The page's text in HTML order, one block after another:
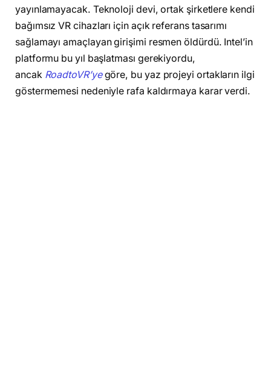
yayınlamayacak. Teknoloji devi, ortak şirketlere kendi
bağımsız VR cihazları için açık referans tasarımı
sağlamayı amaçlayan girişimi resmen öldürdü. Intel’in
platformu bu yıl başlatması gerekiyordu,
ancak RoadtoVR’yegöre, bu yaz projeyi ortakların ilgi
göstermemesi nedeniyle rafa kaldırmaya karar verdi.